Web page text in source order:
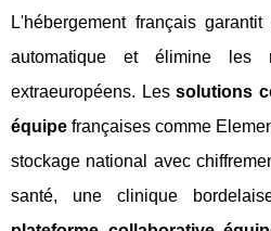
L'hébergement français
automatique et élimine les
extraeuropéens. Lessolutions
équipe françaises comme
stockage national avec
santé, une clinique